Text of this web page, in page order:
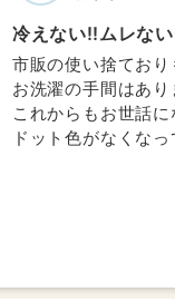
冷えない‼︎ムレな
市販の使い捨てお
お洗濯の手間はあ
これからもお世話に
ドット色がなくな